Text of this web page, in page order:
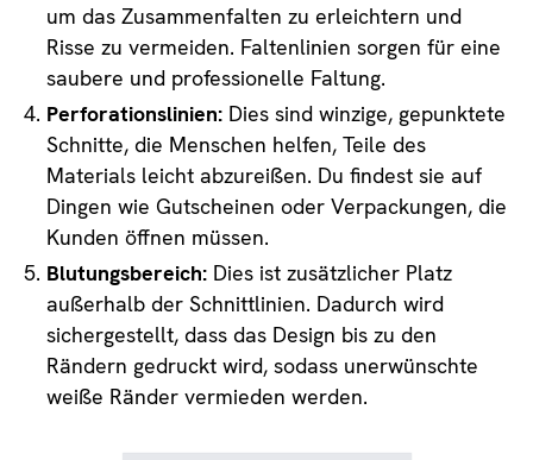
um das Zusammenfalten zu erleichtern und
Risse zu vermeiden. Faltenlinien sorgen für eine
saubere und professionelle Faltung.
Perforationslinien: Dies sind winzige, gepunktete
Schnitte, die Menschen helfen, Teile des
Materials leicht abzureißen. Du findest sie auf
Dingen wie Gutscheinen oder Verpackungen, die
Kunden öffnen müssen.
Blutungsbereich: Dies ist zusätzlicher Platz
außerhalb der Schnittlinien. Dadurch wird
sichergestellt, dass das Design bis zu den
Rändern gedruckt wird, sodass unerwünschte
weiße Ränder vermieden werden.